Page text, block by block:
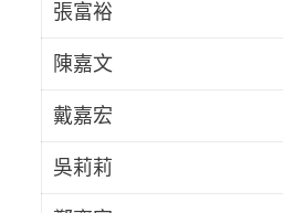
張富裕
陳嘉文
戴嘉宏
吳莉莉